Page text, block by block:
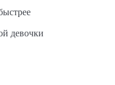
девочки